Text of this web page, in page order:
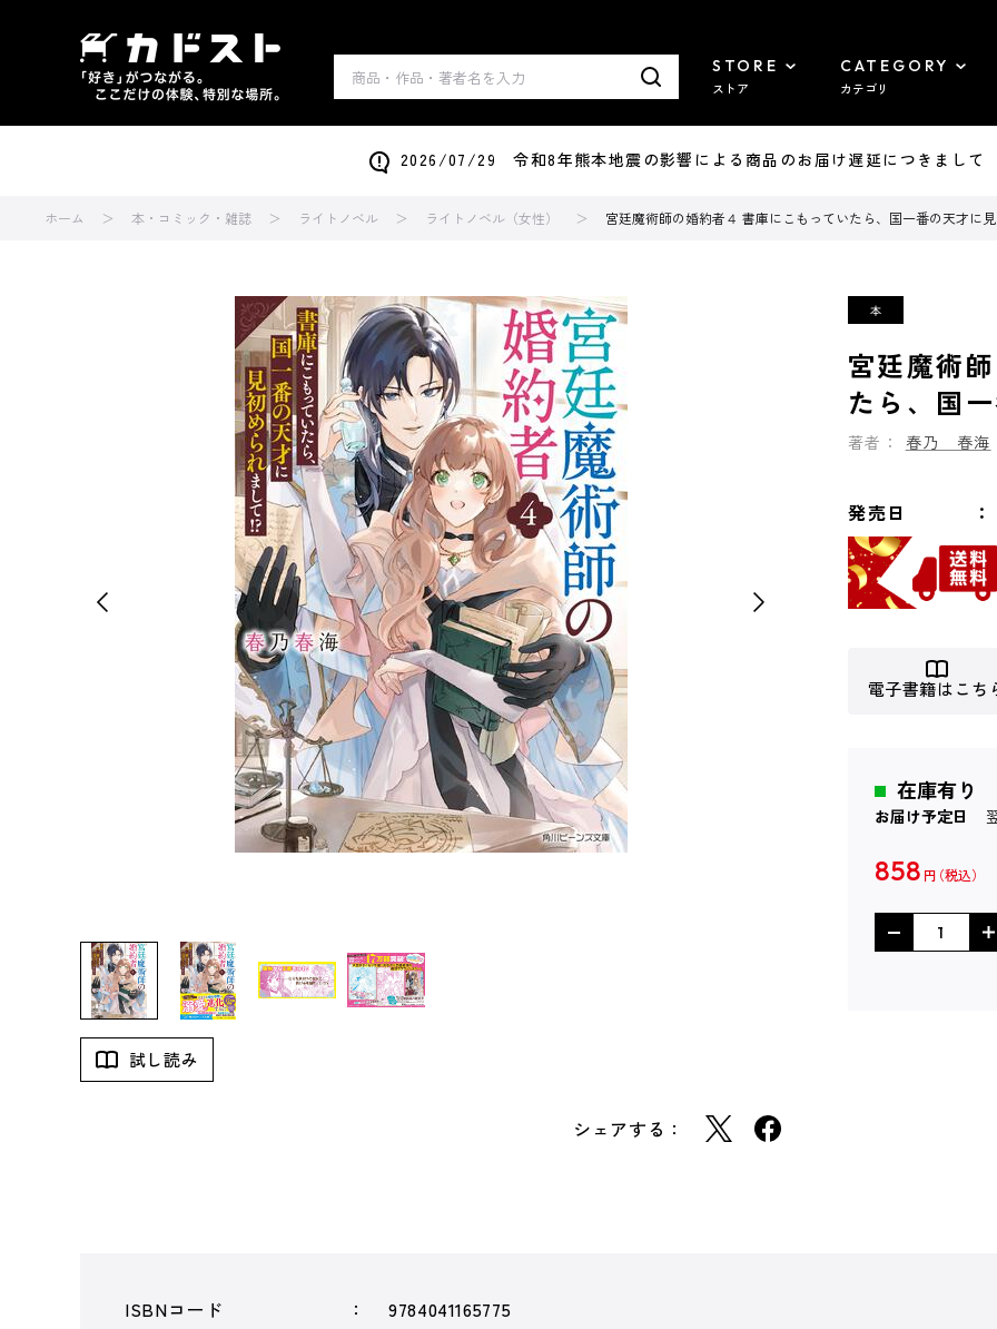
STORE
ストア
CATEGORY
カテゴリ
2026/07/29 令和8年熊本地震の影響による商品のお届け遅延につきまして
ホーム 本・コミック・雑誌 ライトノベル ライトノベル（女性） 宮廷魔術師の婚約者４ 書庫にこもっていたら、国一番の天才に
試し読み
シェアする：
宮廷魔術
たら、国
著者： 春乃 春海
発売日
電子書籍はこち
在庫有り
お届け予定日
858 円
ISBNコード
9784041165775